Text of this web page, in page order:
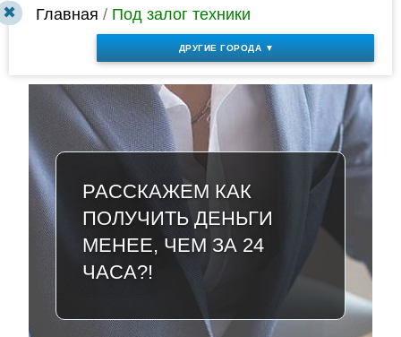
✖ Главная / Под залог техники
ДРУГИЕ ГОРОДА ▼
РАССКАЖЕМ КАК
ПОЛУЧИТЬ ДЕНЬГИ
МЕНЕЕ, ЧЕМ ЗА 24
ЧАСА?!